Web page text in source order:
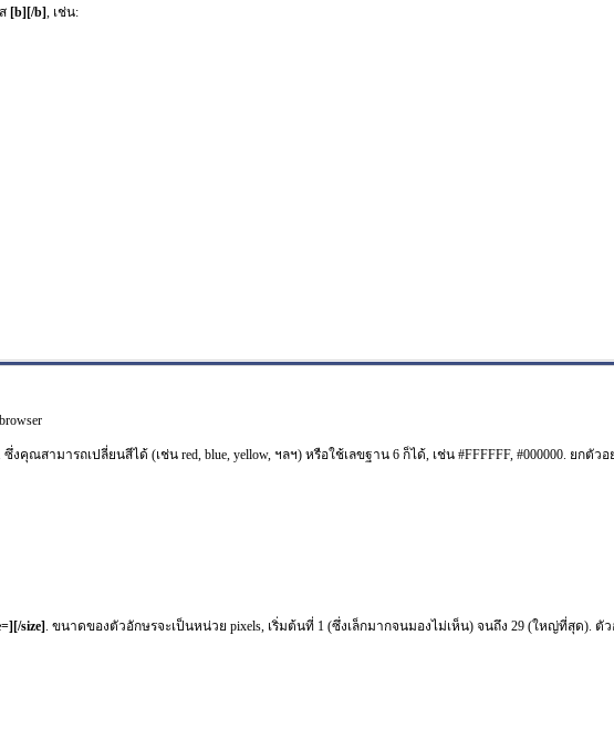
[b][/b], เช่น:
. ซึ่งคุณสามารถเปลี่ยนสีได้ (เช่น red, blue, yellow, ฯลฯ) หรือใช้เลขฐาน 6 ก็ได้, เช่น #FFFFFF, #000000. ยกตัว
size] . ขนาดของตัวอักษรจะเป็นหน่วย pixels, เริ่มต้นที่ 1 (ซึ่งเล็กมากจนมองไม่เห็น) จนถึง 29 (ใหญ่ที่สุด). ตัว